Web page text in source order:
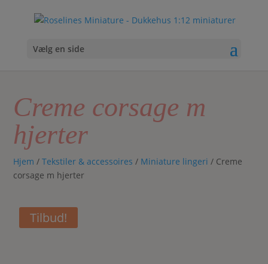
Vælg en side
Creme corsage m
hjerter
Hjem /Tekstiler & accessoires / Miniature lingeri / Creme
corsage m hjerter
Tilbud!